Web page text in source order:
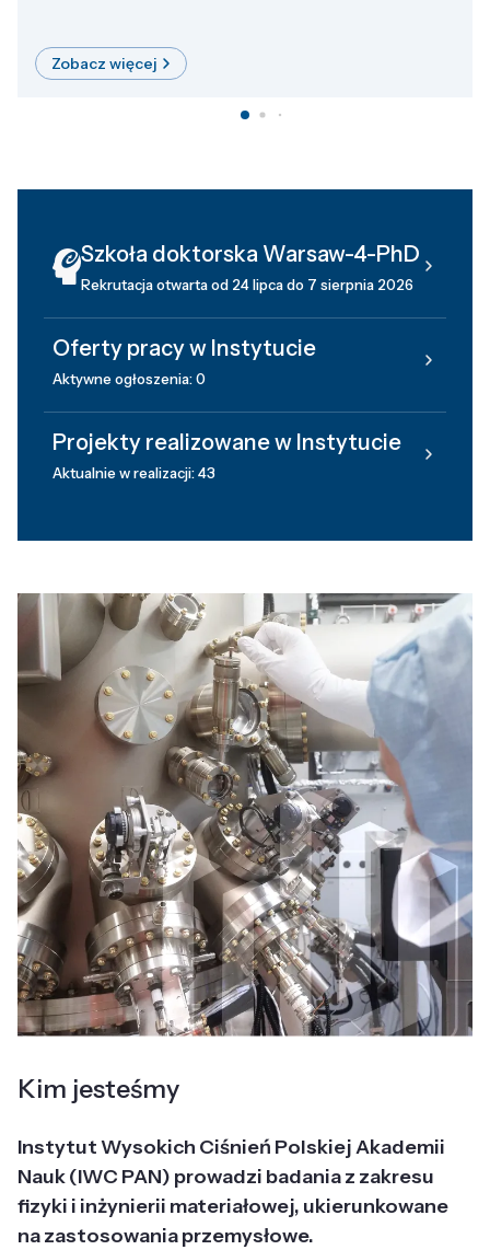
Zobacz więcej
Szkoła doktorska Warsaw-4-PhD
Rekrutacja otwarta od 24 lipca do 7 sierpnia 2026
Oferty pracy w Instytucie
Aktywne ogłoszenia: 0
Projekty realizowane w Instytucie
Aktualnie w realizacji: 43
Kim jesteśmy
Instytut Wysokich Ciśnień Polskiej Akademii
Nauk (IWC PAN) prowadzi badania z zakresu
fizyki i inżynierii materiałowej, ukierunkowane
na zastosowania przemysłowe.